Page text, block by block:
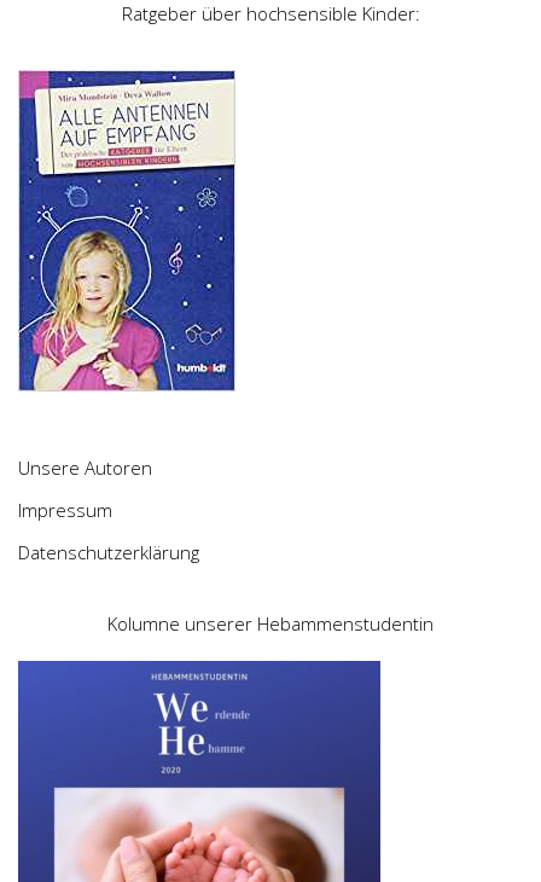
Ratgeber über hochsensible Kinder:
Unsere Autoren
Impressum
Datenschutzerklärung
Kolumne unserer Hebammenstudentin